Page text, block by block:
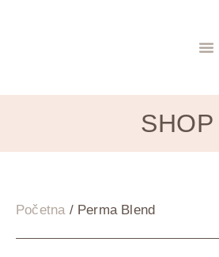
SHOP
Početna/ Perma Blend